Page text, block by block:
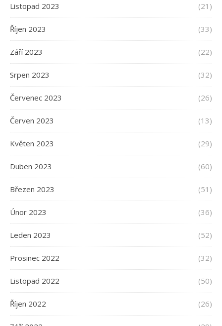
Listopad 2023 (21)
Říjen 2023 (33)
Září 2023 (22)
Srpen 2023 (32)
Červenec 2023 (26)
Červen 2023 (13)
Květen 2023 (29)
Duben 2023 (60)
Březen 2023 (51)
Únor 2023 (36)
Leden 2023 (52)
Prosinec 2022 (32)
Listopad 2022 (50)
Říjen 2022 (26)